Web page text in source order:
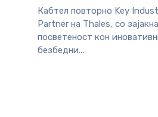
Кабтел повторно Key
Partner на Thales, со
посветеност кон
безбедни...